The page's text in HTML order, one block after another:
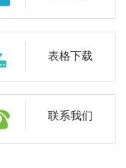
表格下载
联系我们